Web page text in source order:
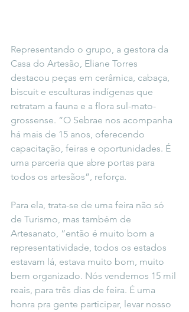
Representando o grupo, a gestora da
Casa do Artesão, Eliane Torres
destacou peças em cerâmica, cabaça,
biscuit e esculturas indígenas que
retratam a fauna e a flora sul-mato-
grossense. “O Sebrae nos acompanha
há mais de 15 anos, oferecendo
capacitação, feiras e oportunidades. É
uma parceria que abre portas para
todos os artesãos”, reforça.
Para ela, trata-se de uma feira não só
de Turismo, mas também de
Artesanato, “então é muito bom a
representatividade, todos os estados
estavam lá, estava muito bom, muito
bem organizado. Nós vendemos 15 mil
reais, para três dias de feira. É uma
honra pra gente participar, levar nosso